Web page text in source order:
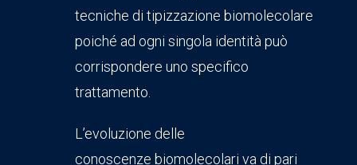
tecniche di tipizzazione biomolecolare
poiché ad ogni singola identità può
corrispondere uno specifico
trattamento.
L’evoluzione delle
conoscenze biomolecolari va di pari